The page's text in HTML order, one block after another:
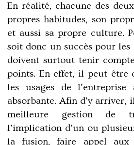
En réalité, chacune des
propres habitudes, son
et aussi sa propre culture.
soit donc un succès pour les
doivent surtout tenir
points. En effet, il peut être
les usages de l’entreprise
absorbante. Afin d’y arriver,
meilleure gestion de
l’implication d’un ou
la fusion, faire appel aux